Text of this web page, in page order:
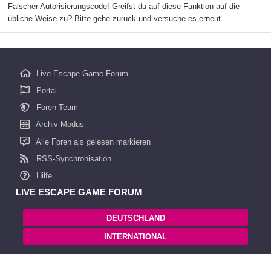
Falscher Autorisierungscode! Greifst du auf diese Funktion auf die
übliche Weise zu? Bitte gehe zurück und versuche es erneut.
Live Escape Game Forum
Portal
Foren-Team
Archiv-Modus
Alle Foren als gelesen markieren
RSS-Synchronisation
Hilfe
LIVE ESCAPE GAME FORUM
DEUTSCHLAND
INTERNATIONAL